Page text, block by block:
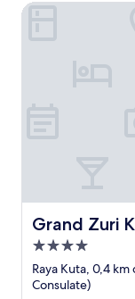
Grand Zuri
Grand Zuri
Properti
bintang
4.0
Raya Kuta, 0,4
Consulate)
Grand Zuri Kuta